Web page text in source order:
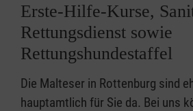
Erste-Hilfe-Kurse,
Rettungsdienst sowie
Rettungshundestaffel
Die Malteser in Rottenburg sind
hauptamtlich für Sie da. Bei uns